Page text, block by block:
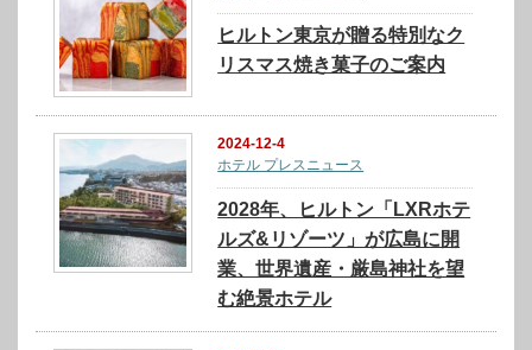
ヒルトン東京が贈る特別なク
リスマス焼き菓子のご案内
2024-12-4
ホテル プレスニュース
2028年、ヒルトン「LXRホテ
ルズ&リゾーツ」が広島に開
業、世界遺産・厳島神社を望
む絶景ホテル